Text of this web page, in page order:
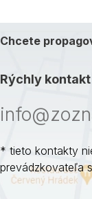
Chcete
Rýchly kontakt
* tieto kontakty
prevádzkovateľa